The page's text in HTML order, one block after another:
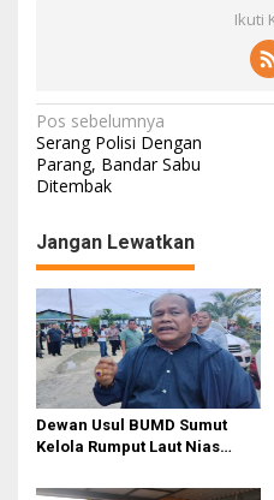
Ikuti
N
a
v
i
g
a
s
i
p
o
s
Pos sebelumnya
Serang Polisi Dengan
Parang, Bandar Sabu
Ditembak
Jangan Lewatkan
Dewan Usul BUMD Sumut
Kelola Rumput Laut Nias